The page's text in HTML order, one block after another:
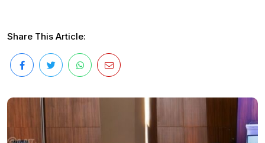
Share This Article: